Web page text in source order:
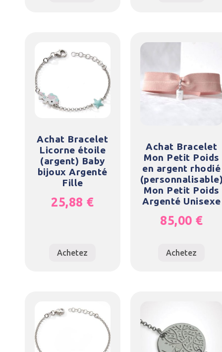
Achat Bracelet
Licorne étoile
(argent) Baby
bijoux Argenté
Fille
25,88 €
Achetez
Achat Bracelet
Mon Petit Poids
en argent rhodié
Mon Petit Poids
Argenté Unisexe
85,00 €
Achetez